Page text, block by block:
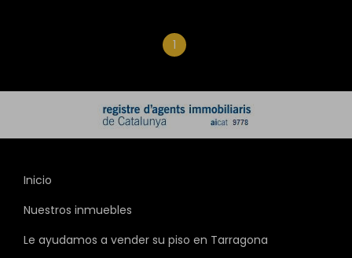
1
Inicio
Nuestros inmuebles
Le ayudamos a vender su piso en Tarragona